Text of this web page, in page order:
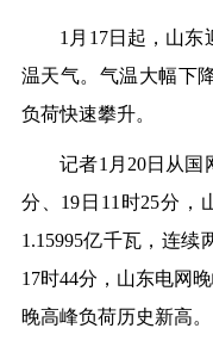
1月17日起，山东
温天气。气温大幅下
负荷快速攀升。
记者1月20日从国网
分、19日11时25分，
1.15995亿千瓦，连续
17时44分，山东电网
晚高峰负荷历史新高。